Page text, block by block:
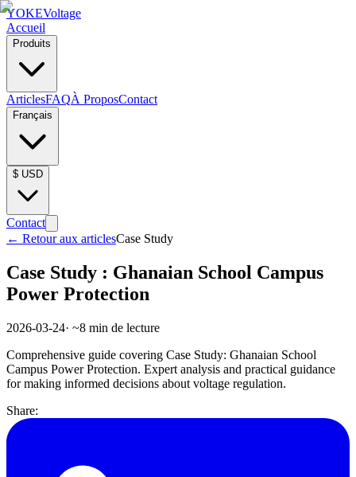
YOKEVoltage
Accueil
Produits
ArticlesFAQÀ ProposContact
Français
$ USD
Contact
← Retour aux articlesCase Study
Case Study : Ghanaian School Campus
Power Protection
2026-03-24· ~8 min de lecture
Comprehensive guide covering Case Study: Ghanaian School
Campus Power Protection. Expert analysis and practical guidance
for making informed decisions about voltage regulation.
Share: